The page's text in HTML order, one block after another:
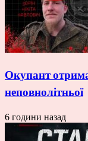
Окупант
неповнолітньої
6 години назад